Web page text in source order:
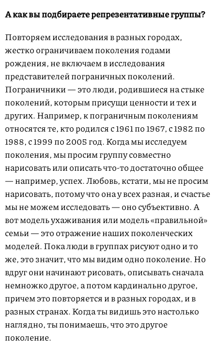
А как вы подбираете репрезентативные группы?
Повторяем исследования в разных городах,
жестко ограничиваем поколения годами
рождения, не включаем в исследования
представителей пограничных поколений.
Пограничники — это люди, родившиеся на стыке
поколений, которым присущи ценности и тех и
других. Например, к пограничным поколениям
относятся те, кто родился с 1961 по 1967, с 1982 по
1988, с 1999 по 2005 год. Когда мы исследуем
поколения, мы просим группу совместно
нарисовать или описать что-то достаточно общее
— например, успех. Любовь, кстати, мы не просим
нарисовать, потому что она у всех разная, и счастье
мы не можем исследовать — оно субъективно. А
вот модель ухаживания или модель «правильной»
семьи — это отражение наших поколенческих
моделей. Пока люди в группах рисуют одно и то
же, это значит, что мы видим одно поколение. Но
вдруг они начинают рисовать, описывать сначала
немножко другое, а потом кардинально другое,
причем это повторяется и в разных городах, и в
разных странах. Когда ты видишь это настолько
наглядно, ты понимаешь, что это другое
поколение.